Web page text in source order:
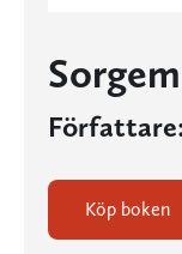
Författare:
Köp boken